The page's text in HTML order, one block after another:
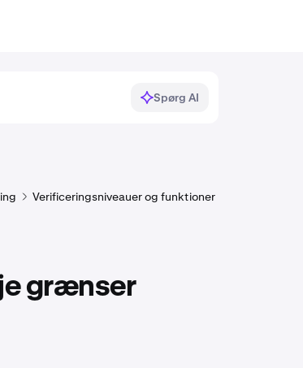
Spørg AI
Verificeringsniveauer og funktioner
grænser